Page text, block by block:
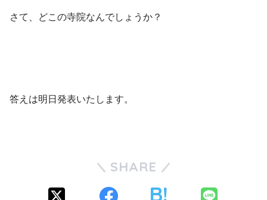
さて、どこの寺院なんでしょうか？
答えは明日発表いたします。
SHARE